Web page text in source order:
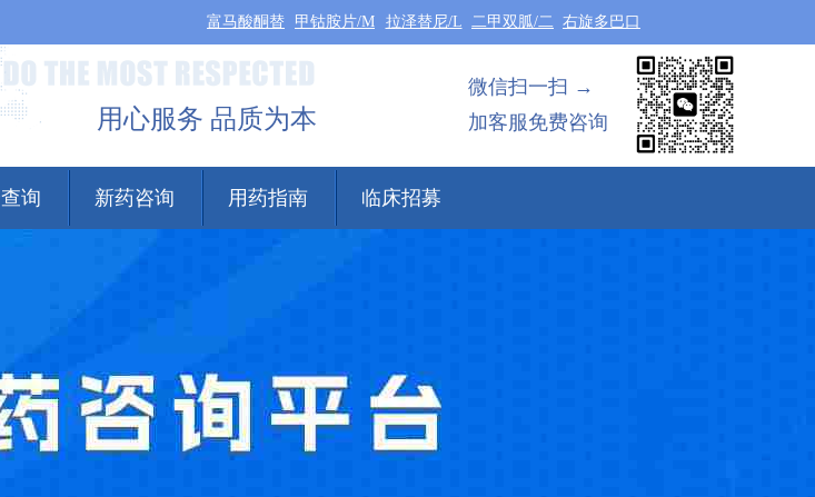
富马酸酮替 甲钴胺片/M 拉泽替尼/L 二甲双胍/二 右旋多巴口
用心服务 品质为本
微信扫一扫 →
加客服免费咨询
询 新药咨询 用药指南 临床招募